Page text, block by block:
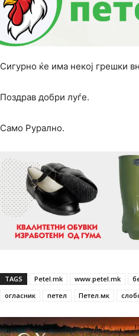
Сигурно ќе има некој грешки
Поздрав добри луѓе.
Само Рурално.
TAGS Petel.mk www.petel.mk
огласник
петел Петел.мк